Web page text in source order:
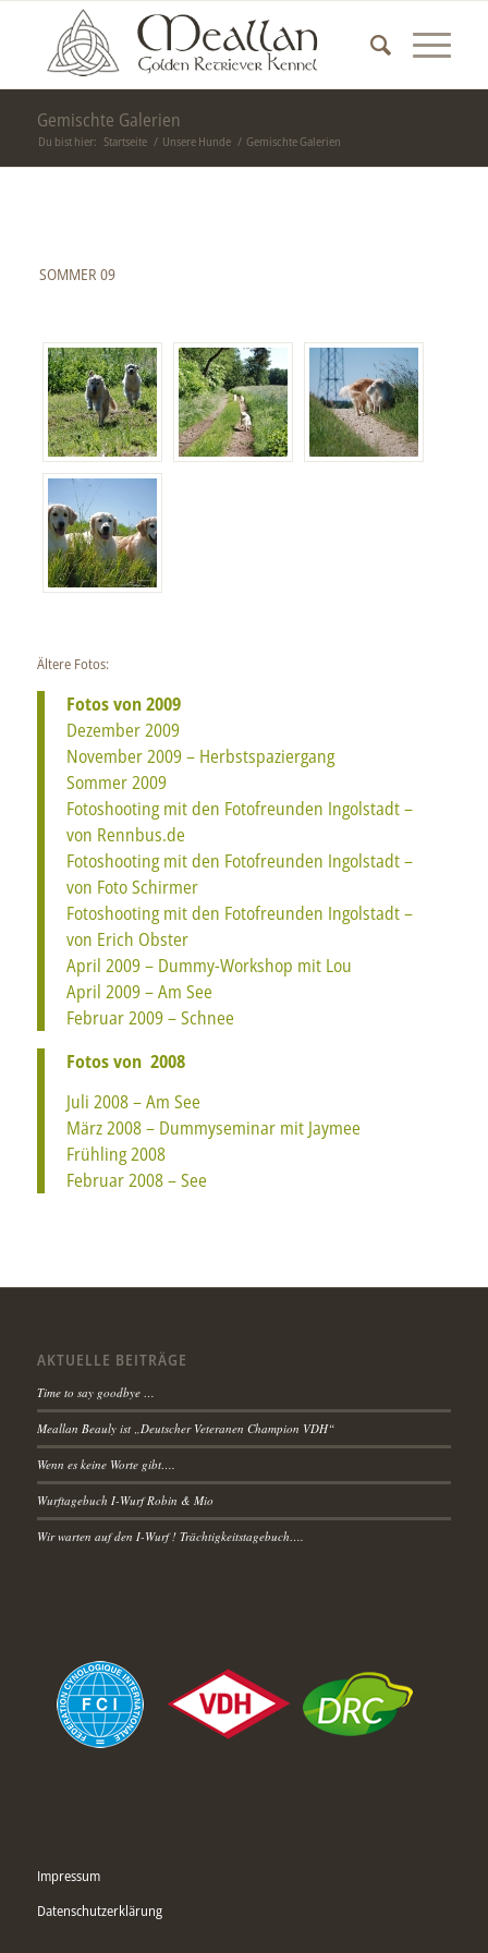
Gemischte Galerien
Du bist hier: Startseite / Unsere Hunde / Gemischte Galerien
SOMMER 09
Ältere Fotos:
Fotos von 2009
Dezember 2009
November 2009 – Herbstspaziergang
Sommer 2009
Fotoshooting mit den Fotofreunden Ingolstadt –
von Rennbus.de
Fotoshooting mit den Fotofreunden Ingolstadt –
von Foto Schirmer
Fotoshooting mit den Fotofreunden Ingolstadt –
von Erich Obster
April 2009 – Dummy-Workshop mit Lou
April 2009 – Am See
Februar 2009 – Schnee
Fotos von 2008
Juli 2008 – Am See
März 2008 – Dummyseminar mit Jaymee
Frühling 2008
Februar 2008 – See
AKTUELLE BEITRÄGE
Time to say goodbye …
Meallan Beauly ist „Deutscher Veteranen Champion VDH“
Wenn es keine Worte gibt….
Wurftagebuch I-Wurf Robin & Mio
Wir warten auf den I-Wurf ! Trächtigkeitstagebuch….
Impressum
Datenschutzerklärung